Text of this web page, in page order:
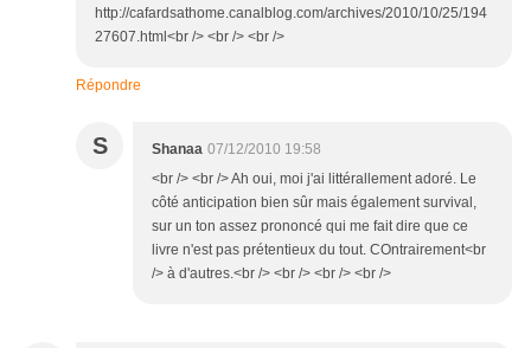
http://cafardsathome.canalblog.com/archives/2010/10/25/194
27607.html<br /> <br /> <br />
Répondre
S Shanaa 07/12/2010 19:58
<br /> <br /> Ah oui, moi j'ai littérallement adoré. Le
côté anticipation bien sûr mais également survival,
sur un ton assez prononcé qui me fait dire que ce
livre n'est pas prétentieux du tout. COntrairement<br
/> à d'autres.<br /> <br /> <br /> <br />